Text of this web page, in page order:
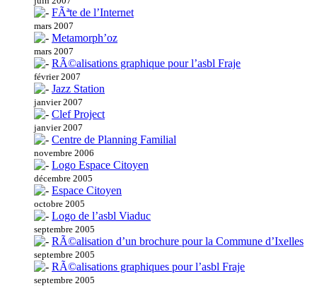
FÃªte de l’Internet
mars 2007
Metamorph’oz
mars 2007
RÃ©alisations graphique pour l’asbl Fraje
février 2007
Jazz Station
janvier 2007
Clef Project
janvier 2007
Centre de Planning Familial
novembre 2006
Logo Espace Citoyen
décembre 2005
Espace Citoyen
octobre 2005
Logo de l’asbl Viaduc
septembre 2005
RÃ©alisation d’un brochure pour la Commune d’Ixelles
septembre 2005
RÃ©alisations graphiques pour l’asbl Fraje
septembre 2005